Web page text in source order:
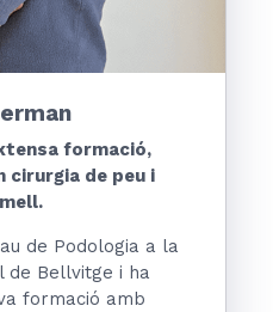
formació,
cirurgia de peu i
de Podologia a la
de Bellvitge i ha
formació amb